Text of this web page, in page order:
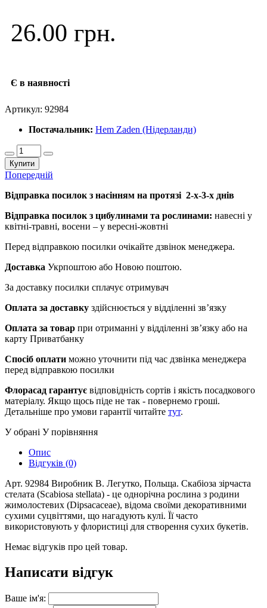
26.00 грн.
Є в наявності
Артикул: 92984
Постачальник: Hem Zaden (Нідерланди)
Купити
Попередній
Відправка посилок з насінням на протязі 2-х-3-х днів
Відправка посилок з цибулинами та рослинами: навесні у
квітні-травні, восени – у вересні-жовтні
Перед відправкою посилки очікайте дзвінок менеджера.
Доставка Укрпоштою або Новою поштою.
За доставку посилки сплачує отримувач
Оплата за доставку здійснюється у відділенні зв’язку
Оплата за товар при отриманні у відділенні зв’язку або на
карту Приватбанку
Спосіб оплати можно уточнити під час дзвінка менеджера
перед відправкою посилки
Флорасад гарантує відповідність сортів і якість посадкового
матеріалу. Якщо щось піде не так - повернемо гроші.
Детальніше про умови гарантії читайте тут.
У обрані У порівняння
Опис
Відгуків (0)
Арт. 92984 Виробник В. Легутко, Польща. Скабіоза зірчаста
стелата (Scabiosa stellata) - це однорічна рослина з родини
жимолостевих (Dipsacaceae), відома своїми декоративними
сухими суцвіттями, що нагадують кулі. Її часто
використовують у флористиці для створення сухих букетів.
Немає відгуків про цей товар.
Написати відгук
Ваше ім'я: